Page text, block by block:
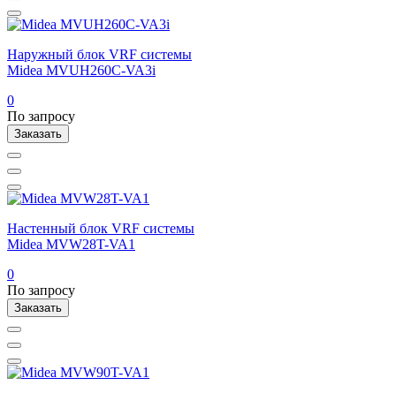
Наружный блок VRF системы
Midea MVUH260C-VA3i
0
По запросу
Заказать
Настенный блок VRF системы
Midea MVW28T-VA1
0
По запросу
Заказать